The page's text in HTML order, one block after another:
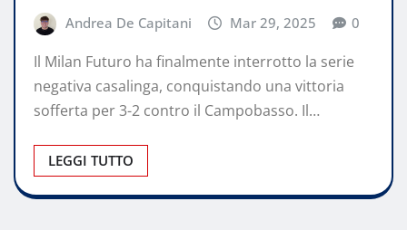
Andrea De Capitani Mar 29, 2025 0
Il Milan Futuro ha finalmente interrotto la serie
negativa casalinga, conquistando una vittoria
sofferta per 3-2 contro il Campobasso. Il…
LEGGI TUTTO